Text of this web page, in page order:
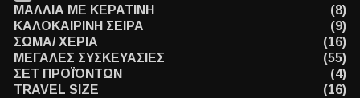
ΜΑΛΛΙΑ ΜΕ ΚΕΡΑΤΙΝΗ
(8)
ΚΑΛΟΚΑΙΡΙΝΗ ΣΕΙΡΑ
(9)
ΣΩΜΑ/ ΧΕΡΙΑ
(16)
ΜΕΓΑΛΕΣ ΣΥΣΚΕΥΑΣΙΕΣ
(55)
ΣΕΤ ΠΡΟΪΌΝΤΩΝ
(4)
TRAVEL SIZE
(16)